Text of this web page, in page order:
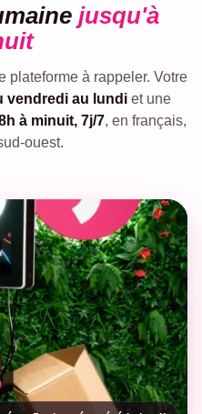
jusqu'à
plateforme à rappeler. Votre
vendredi au lundi et une
à minuit, 7j/7, en français,
ouest.